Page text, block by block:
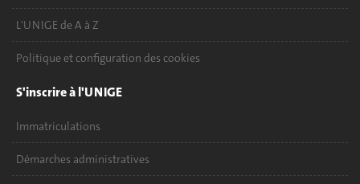
L'UNIGE de A à Z
Politique et configuration des cookies
S'inscrire à l'UNIGE
Immatriculations
Démarches administratives